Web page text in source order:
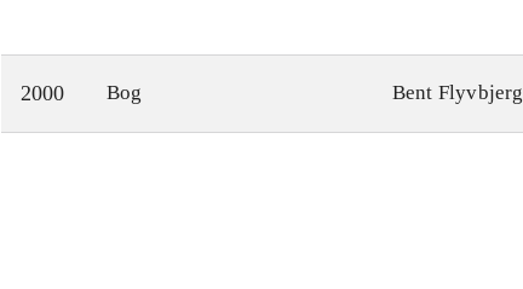
2000 Bog Bent Flyvbjerg